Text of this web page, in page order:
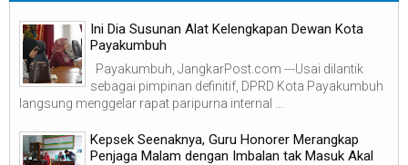
Ini Dia Susunan Alat Kelengkapan Dewan Kota
Payakumbuh
Payakumbuh, JangkarPost.com ---Usai dilantik
sebagai pimpinan definitif, DPRD Kota Payakumbuh
langsung menggelar rapat paripurna internal ...
Kepsek Seenaknya, Guru Honorer Merangkap
Penjaga Malam dengan Imbalan tak Masuk Akal